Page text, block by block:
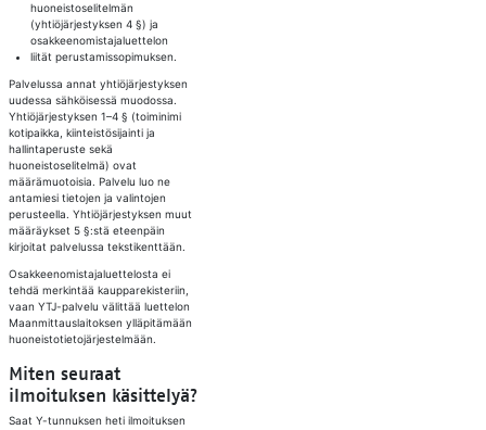
huoneistoselitelmän
(yhtiöjärjestyksen 4 §) ja
osakkeenomistajaluettelon
liität perustamissopimuksen.
Palvelussa annat yhtiöjärjestyksen
uudessa sähköisessä muodossa.
Yhtiöjärjestyksen 1–4 § (toiminimi
kotipaikka, kiinteistösijainti ja
hallintaperuste sekä
huoneistoselitelmä) ovat
määrämuotoisia. Palvelu luo ne
antamiesi tietojen ja valintojen
perusteella. Yhtiöjärjestyksen muut
määräykset 5 §:stä eteenpäin
kirjoitat palvelussa tekstikenttään.
Osakkeenomistajaluettelosta ei
tehdä merkintää kaupparekisteriin,
vaan YTJ-palvelu välittää luettelon
Maanmittauslaitoksen ylläpitämään
huoneistotietojärjestelmään.
Miten seuraat
ilmoituksen käsittelyä?
Saat Y-tunnuksen heti ilmoituksen